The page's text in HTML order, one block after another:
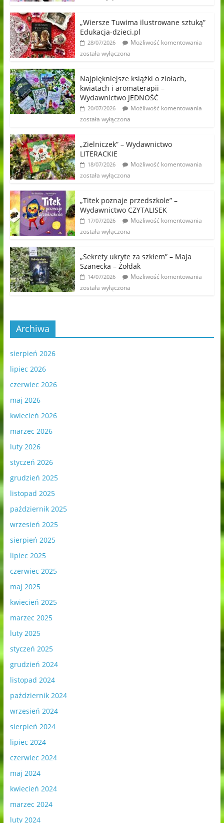
„Wiersze Tuwima ilustrowane sztuką”
Edukacja-dzieci.pl
28/07/2026
Możliwość komentowania
została wyłączona
Najpiękniejsze książki o ziołach,
kwiatach i aromaterapii –
Wydawnictwo JEDNOŚĆ
20/07/2026
Możliwość komentowania
została wyłączona
„Zielniczek” – Wydawnictwo
LITERACKIE
18/07/2026
Możliwość komentowania
została wyłączona
„Titek poznaje przedszkole” –
Wydawnictwo CZYTALISEK
17/07/2026
Możliwość komentowania
została wyłączona
„Sekrety ukryte za szkłem” – Maja
Szanecka – Żołdak
14/07/2026
Możliwość komentowania
została wyłączona
Archiwa
sierpień 2026
lipiec 2026
czerwiec 2026
maj 2026
kwiecień 2026
marzec 2026
luty 2026
styczeń 2026
grudzień 2025
listopad 2025
październik 2025
wrzesień 2025
sierpień 2025
lipiec 2025
czerwiec 2025
maj 2025
kwiecień 2025
marzec 2025
luty 2025
styczeń 2025
grudzień 2024
listopad 2024
październik 2024
wrzesień 2024
sierpień 2024
lipiec 2024
czerwiec 2024
maj 2024
kwiecień 2024
marzec 2024
luty 2024